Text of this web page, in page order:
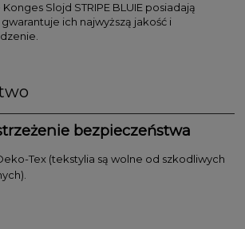
Slojd STRIPE BLUIE posiadają
gwarantuje ich najwyższą jakość i
bezpieczeństwa
Tex (tekstylia są wolne od szkodliwych